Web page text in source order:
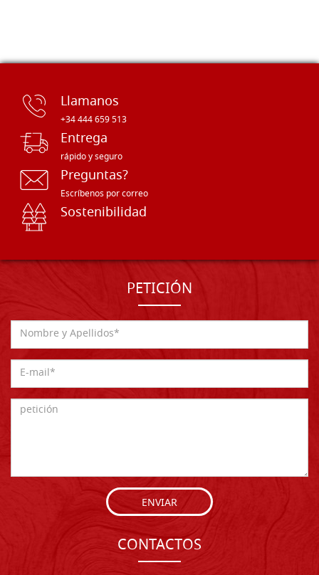
Llamanos
+34 444 659 513
Entrega
rápido y seguro
Preguntas?
Escríbenos por correo
Sostenibilidad
PETICIÓN
ENVIAR
CONTACTOS